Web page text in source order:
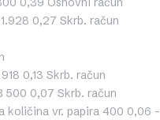
1.928 0,27 Skrb. račun
0,13 Skrb. račun
500 0,07 Skrb. račun
količina vr. papira 400 0,06 –